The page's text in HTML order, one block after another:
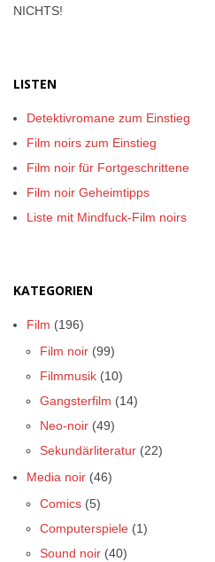
NICHTS!
LISTEN
Detektivromane zum Einstieg
Film noirs zum Einstieg
Film noir für Fortgeschrittene
Film noir Geheimtipps
Liste mit Mindfuck-Film noirs
KATEGORIEN
Film (196)
Film noir (99)
Filmmusik (10)
Gangsterfilm (14)
Neo-noir (49)
Sekundärliteratur (22)
Media noir (46)
Comics (5)
Computerspiele (1)
Sound noir (40)